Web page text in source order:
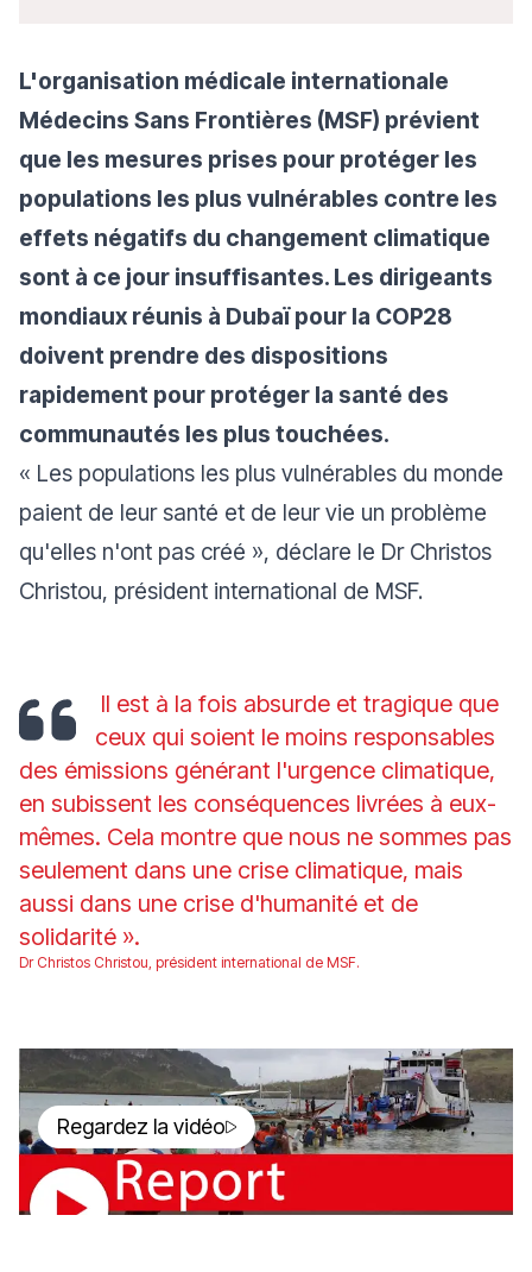
L'organisation médicale internationale
Médecins Sans Frontières (MSF) prévient
que les mesures prises pour protéger les
populations les plus vulnérables contre les
effets négatifs du changement climatique
sont à ce jour insuffisantes. Les dirigeants
mondiaux réunis à Dubaï pour la COP28
doivent prendre des dispositions
rapidement pour protéger la santé des
communautés les plus touchées.
« Les populations les plus vulnérables du monde
paient de leur santé et de leur vie un problème
qu'elles n'ont pas créé », déclare le Dr Christos
Christou, président international de MSF.
Il est à la fois absurde et tragique que
ceux qui soient le moins responsables
des émissions générant l'urgence climatique,
en subissent les conséquences livrées à eux-
mêmes. Cela montre que nous ne sommes pas
seulement dans une crise climatique, mais
aussi dans une crise d'humanité et de
solidarité ».
Dr Christos Christou, président international de MSF.
Regardez la vidéo